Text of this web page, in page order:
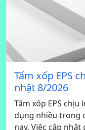
Tấm xốp EPS
nhật 8/2026
Tấm xốp EPS
dụng nhiều trong
nay. Việc cập